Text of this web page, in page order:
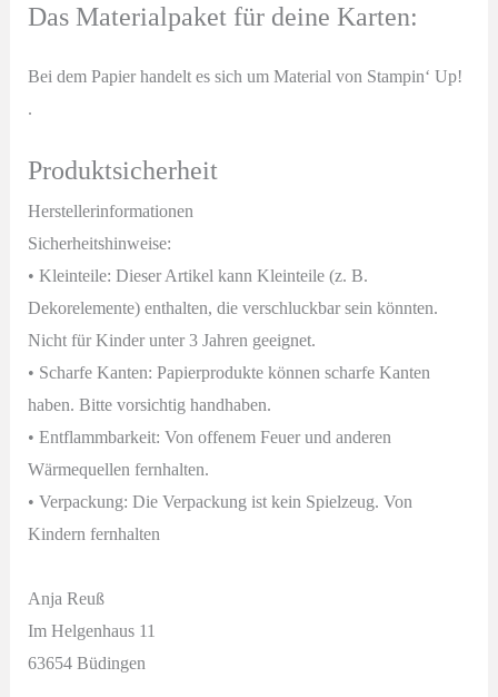
Das Materialpaket für deine Karten:
Bei dem Papier handelt es sich um Material von Stampin‘ Up!
.
Produktsicherheit
Herstellerinformationen
Sicherheitshinweise:
• Kleinteile: Dieser Artikel kann Kleinteile (z. B.
Dekorelemente) enthalten, die verschluckbar sein könnten.
Nicht für Kinder unter 3 Jahren geeignet.
• Scharfe Kanten: Papierprodukte können scharfe Kanten
haben. Bitte vorsichtig handhaben.
• Entflammbarkeit: Von offenem Feuer und anderen
Wärmequellen fernhalten.
• Verpackung: Die Verpackung ist kein Spielzeug. Von
Kindern fernhalten
Anja Reuß
Im Helgenhaus 11
63654 Büdingen